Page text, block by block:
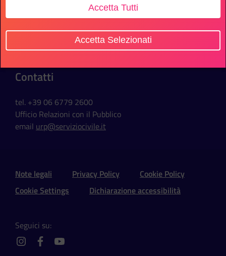
Via della Ferratella in Laterano, 51
00184 Roma - Italia
Contatti
tel. +39 06 6779 2600
Ufficio Relazioni con il Pubblico
email urp@serviziocivile.it
Sezione Link Utili e Social
Note legali Privacy Policy
Cookie Policy
Cookie Settings
Dichiarazione accessibilità
Seguici su:
instagramfacebookyoutube
Accetta Tutti
Accetta Selezionati